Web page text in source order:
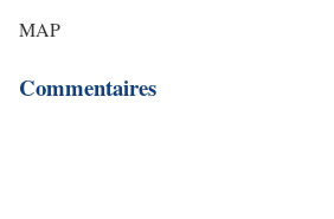
MAP
Commentaires